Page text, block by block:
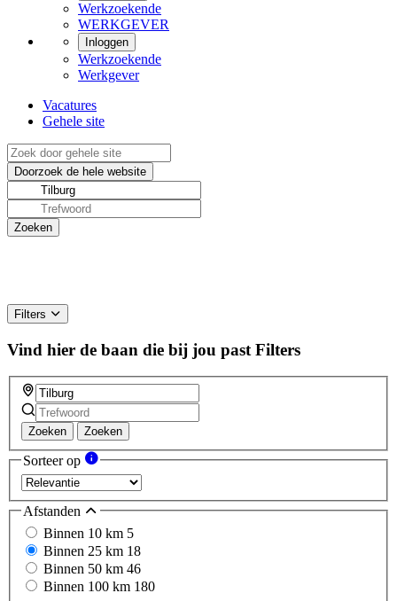
Werkzoekende
WERKGEVER
Inloggen
Werkzoekende
Werkgever
Vacatures
Gehele site
Filters
Vind hier de baan die bij jou past Filters
Zoeken Zoeken
Sorteer op
Afstanden
Binnen 10 km 5
Binnen 25 km 18
Binnen 50 km 46
Binnen 100 km 180